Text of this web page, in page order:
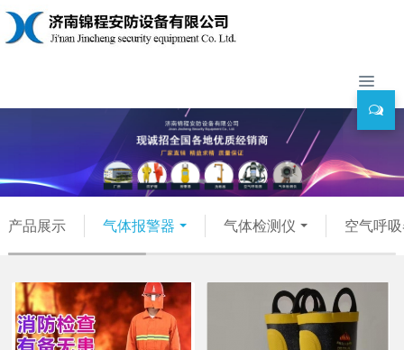
产品展示 气体报警器 气体检测仪 空气呼